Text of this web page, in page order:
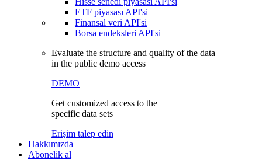
ETF piyasası API'si
Finansal veri API'si
Borsa endeksleri API'si
Evaluate the structure and quality of the data
in the public demo access
DEMO
Get customized access to the
specific data sets
Erişim talep edin
Hakkımızda
Abonelik al